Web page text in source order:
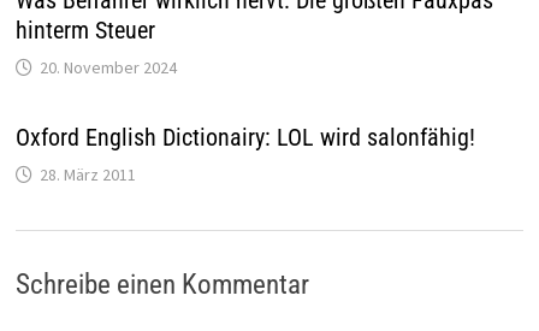
hinterm Steuer
20. November 2024
Oxford English Dictionairy: LOL wird salonfähig!
28. März 2011
Schreibe einen Kommentar